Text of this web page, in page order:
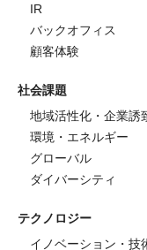
IR
バックオフィス
顧客体験
社会課題
地域活性化・企業誘
環境・エネルギー
グローバル
ダイバーシティ
テクノロジー
イノベーション・技